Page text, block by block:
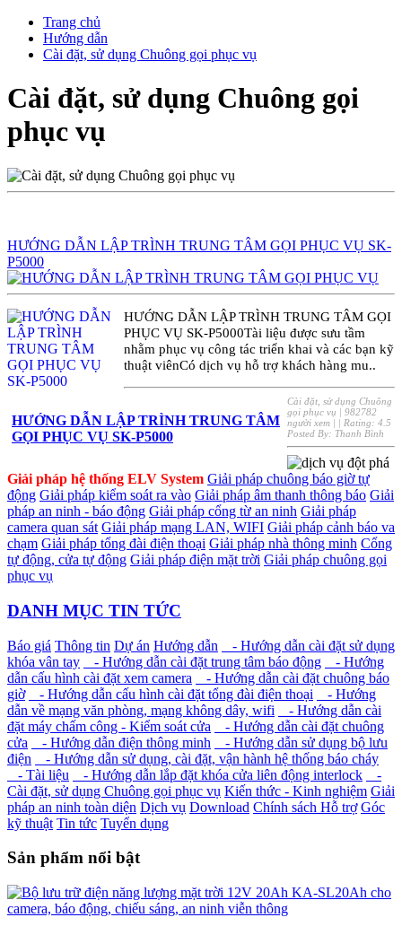
Trang chủ
Hướng dẫn
Cài đặt, sử dụng Chuông gọi phục vụ
Cài đặt, sử dụng Chuông gọi
phục vụ
HƯỚNG DẪN LẬP TRÌNH TRUNG TÂM GỌI PHỤC VỤ SK-
P5000
HƯỚNG DẪN LẬP TRÌNH TRUNG TÂM
GỌI PHỤC VỤ SK-P5000
HƯỚNG DẪN LẬP TRÌNH TRUNG TÂM GỌI
PHỤC VỤ SK-P5000Tài liệu được sưu tầm
nhằm phục vụ công tác triển khai và các bạn kỹ
thuật viênCó dịch vụ hỗ trợ khách hàng mu..
Cài đặt, sử dụng Chuông
gọi phục vụ
|982782
người xem
| Rating:4.5
Posted By: Thanh Bình
Giải pháp hệ thống ELV System Giải pháp chuông báo giờ tự
động Giải pháp kiểm soát ra vào Giải pháp âm thanh thông báo Giải
pháp an ninh - báo động Giải pháp cổng từ an ninh Giải pháp
camera quan sát Giải pháp mạng LAN, WIFI Giải pháp cảnh báo va
chạm Giải pháp tổng đài điện thoại Giải pháp nhà thông minh Cổng
tự động, cửa tự động Giải pháp điện mặt trời Giải pháp chuông gọi
phục vụ
DANH MỤC TIN TỨC
Báo giá Thông tin Dự án Hướng dẫn
- Hướng dẫn cài đặt sử dụng
khóa vân tay
- Hướng dẫn cài đặt trung tâm báo động
- Hướng
dẫn cấu hình cài đặt xem camera
- Hướng dẫn cài đặt chuông báo
giờ
- Hướng dẫn cấu hình cài đặt tổng đài điện thoại
- Hướng
dẫn về mạng văn phòng, mạng không dây, wifi
- Hướng dẫn cài
đặt máy chấm công - Kiểm soát cửa
- Hướng dẫn cài đặt chuông
cửa
- Hướng dẫn điện thông minh
- Hướng dẫn sử dụng bộ lưu
điện
- Hướng dẫn sử dụng, cài đặt, vận hành hệ thống báo cháy
- Tài liệu
- Hướng dẫn lắp đặt khóa cửa liên động interlock
-
Cài đặt, sử dụng Chuông gọi phục vụ Kiến thức - Kinh nghiệm Giải
pháp an ninh toàn diện Dịch vụ Download Chính sách Hỗ trợ Góc
kỹ thuật Tin tức Tuyển dụng
Sản phẩm nổi bật